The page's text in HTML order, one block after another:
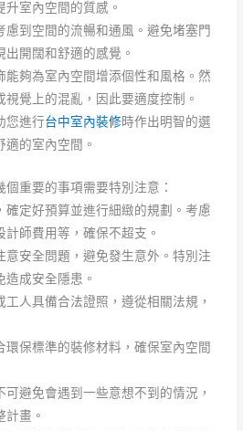
室內空間的質感。
到空間的流暢和通風。避免堵塞門
開闊和舒適的感覺。
能夠為室內空間增添個性和風格。然
覺上的混亂，因此要適度控制。
您進行台中室內裝修時作出明智的選
的室內空間。
個重要的事項需要特別注意：
確定好預算並進行細緻的規劃。考慮
師費用等，確保不超支。
意安全問題，避免發生意外。特別注
成安全隱患。
人具備合法證照，遵從相關法規，
環保標準的裝修材料，確保室內空間
避免會遇到一些意想不到的情況，
畫。